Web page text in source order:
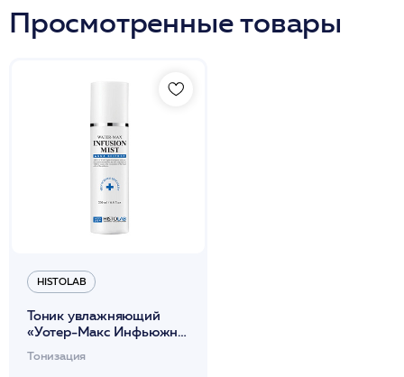
Просмотренные товары
HISTOLAB
Тоник увлажняющий
«Уотер-Макс Инфьюжн»/
Water-Max Infusion Mist
200мл /HISTOLAB*
Тонизация